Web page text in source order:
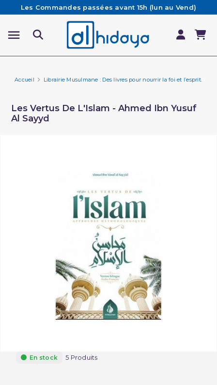
Les Commandes passées avant 15h (lun au Vend)
sont préparées et expédiées le jour même
Besoin d'aide ? Retrouvez notre FAQ
Livraison offerte à partir de 65€ d'achat*
Accueil Librairie Musulmane : Des livres pour nourrir la foi et l’esprit.
Les Vertus De L'Islam - Ahmed Ibn Yusuf
Al Sayyd
En stock 5 Produits